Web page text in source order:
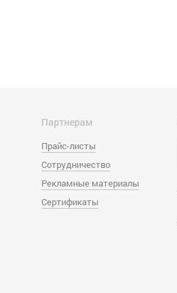
Партнерам
Прайс-листы
Сотрудничество
Рекламные материалы
Сертификаты